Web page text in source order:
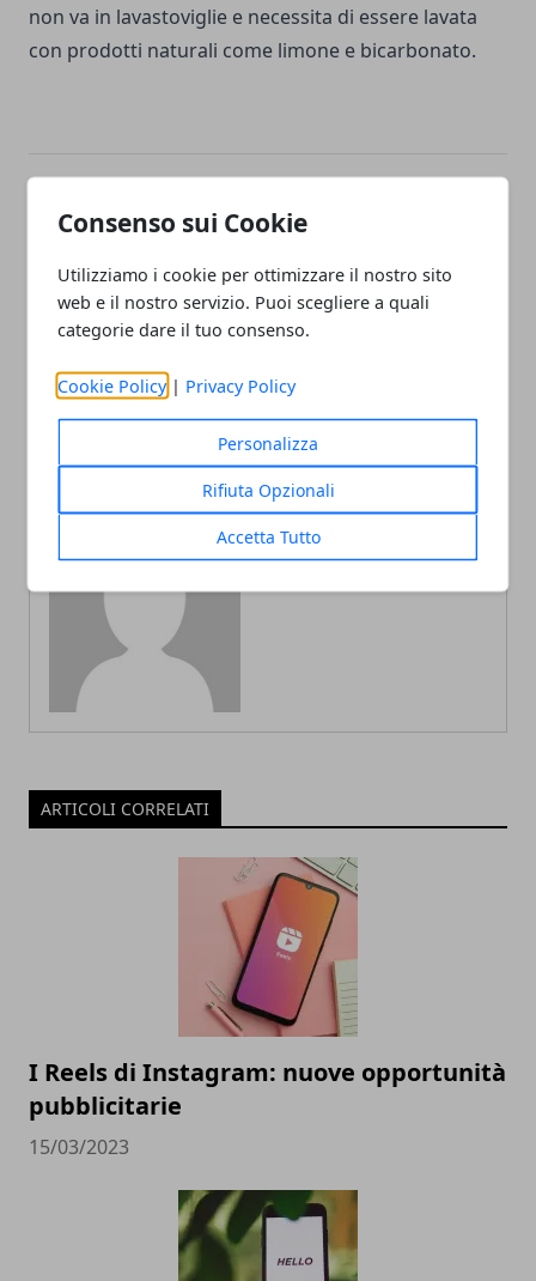
Consenso sui Cookie
Utilizziamo i cookie per ottimizzare il nostro sito
web e il nostro servizio. Puoi scegliere a quali
categorie dare il tuo consenso.
Cookie Policy | Privacy Policy
Personalizza
Rifiuta Opzionali
Accetta Tutto
non va in lavastoviglie e necessita di essere lavata
con prodotti naturali come limone e bicarbonato.
Articolo Precedente
Napoli, città di passione e
di peccati
ARTICOLI CORRELATI
I Reels di Instagram: nuove opportunità
pubblicitarie
15/03/2023